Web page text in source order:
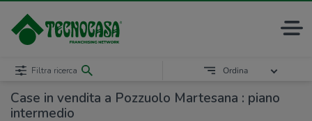
Case in vendita a Pozzuolo Martesana : piano
intermedio
Filtra ricerca Ordina